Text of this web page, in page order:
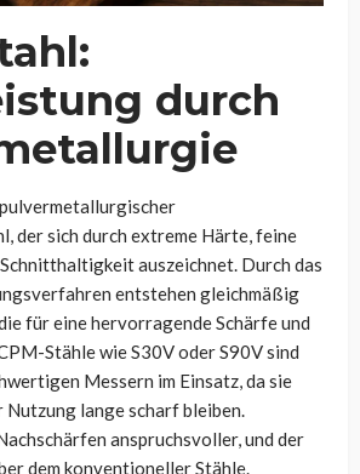
durch
der sich durch extreme Härte, feine
auszeichnet. Durch das
entstehen gleichmäßig
für eine hervorragende Schärfe und
Stähle wie S30V oder S90V sind
Messern im Einsatz, da sie
Nutzung lange scharf bleiben.
anspruchsvoller, und der
dem konventioneller Stähle.